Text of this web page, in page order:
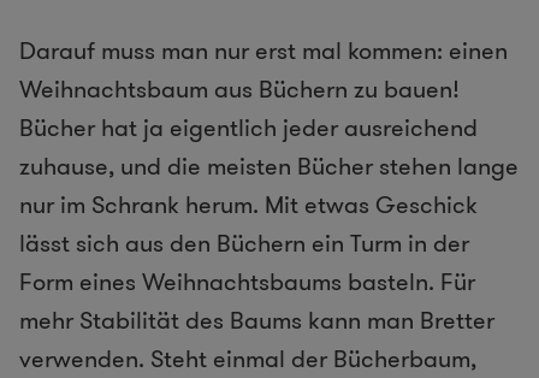
Darauf muss man nur erst mal kommen: einen
Weihnachtsbaum aus Büchern zu bauen!
Bücher hat ja eigentlich jeder ausreichend
zuhause, und die meisten Bücher stehen lange
nur im Schrank herum. Mit etwas Geschick
lässt sich aus den Büchern ein Turm in der
Form eines Weihnachtsbaums basteln. Für
mehr Stabilität des Baums kann man Bretter
verwenden. Steht einmal der Bücherbaum,